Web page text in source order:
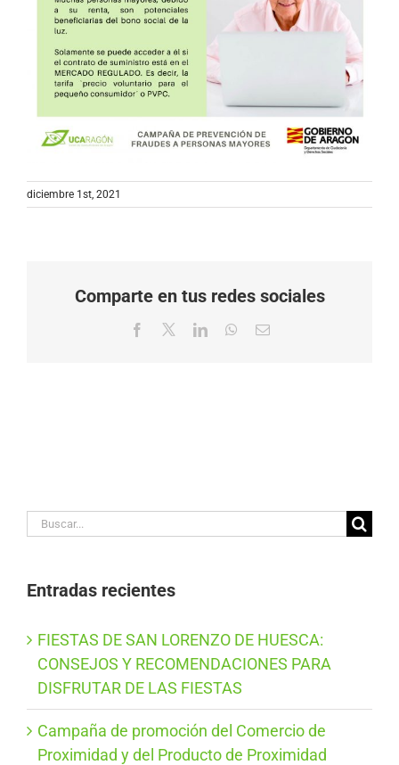
diciembre 1st, 2021
Comparte en tus redes sociales
Facebook
X LinkedInWhatsApp
Correo
Buscar:
Entradas recientes
FIESTAS DE SAN LORENZO DE HUESCA:
CONSEJOS Y RECOMENDACIONES PARA
DISFRUTAR DE LAS FIESTAS
Campaña de promoción del Comercio de
Proximidad y del Producto de Proximidad